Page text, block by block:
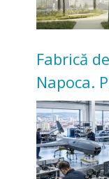
Fabrică
Napoca.
înceapă